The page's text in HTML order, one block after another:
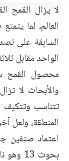
لا يزال القمح
العالم، لما
السابقة على
الواحد مقابل
محصول القمح
والأبحاث لا
تتناسب وتتكيف
المنطقة، ولعل
اعتماد صنفين